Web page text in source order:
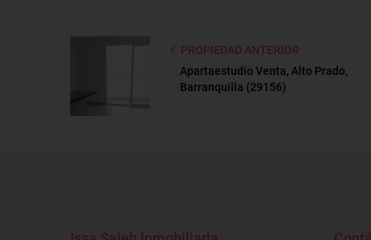
PROPIEDAD ANTERIOR
Apartaestudio Venta, Alto Prado,
Barranquilla (29156)